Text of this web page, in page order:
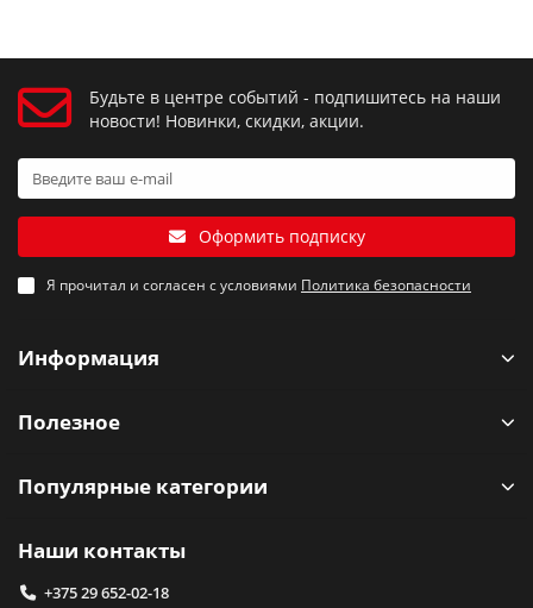
Будьте в центре событий - подпишитесь на наши
новости! Новинки, скидки, акции.
Оформить подписку
Я прочитал и согласен с условиями Политика безопасности
Информация
Полезное
Популярные категории
Наши контакты
+375 29 652-02-18